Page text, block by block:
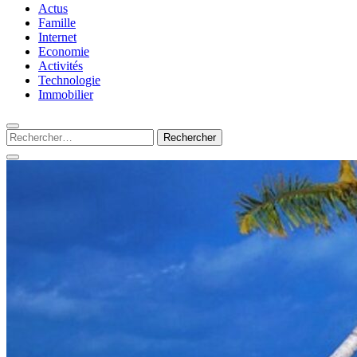
Silamots : le magazine
Actus
Famille
Internet
Economie
Activités
Technologie
Immobilier
Rechercher :